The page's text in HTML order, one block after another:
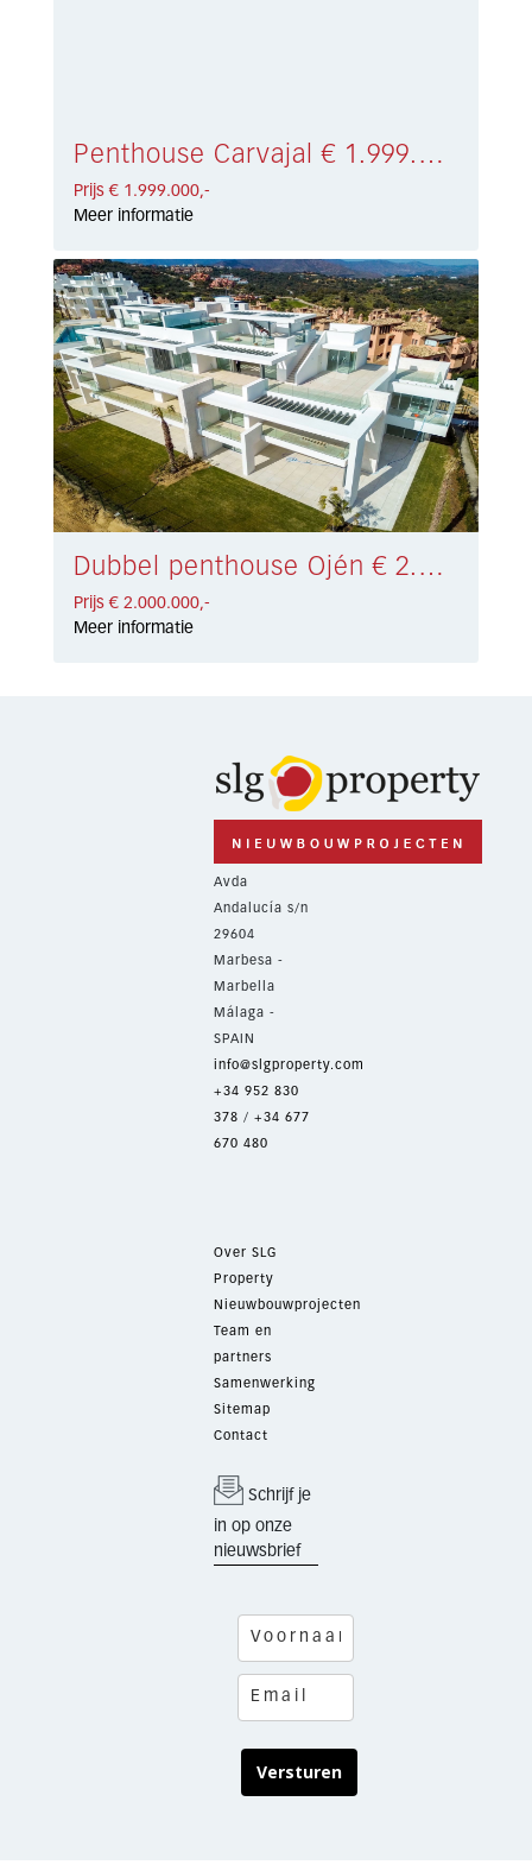
Penthouse Carvajal € 1.999.000,-
Prijs € 1.999.000,-
Meer informatie
Dubbel penthouse Ojén € 2.000.000,-
Prijs € 2.000.000,-
Meer informatie
Avda
Andalucía s/n
29604
Marbesa -
Marbella
Málaga -
SPAIN
info@slgproperty.com
+34 952 830
378 / +34 677
670 480
Over SLG
Property
Nieuwbouwprojecten
Team en
partners
Samenwerking
Sitemap
Contact
Schrijf je
in op onze
nieuwsbrief
Versturen